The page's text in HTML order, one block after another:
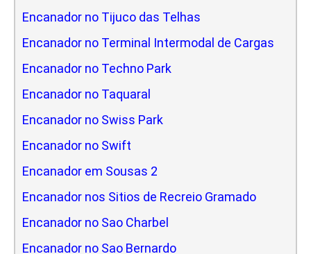
Encanador no Tijuco das Telhas
Encanador no Terminal Intermodal de Cargas
Encanador no Techno Park
Encanador no Taquaral
Encanador no Swiss Park
Encanador no Swift
Encanador em Sousas 2
Encanador nos Sitios de Recreio Gramado
Encanador no Sao Charbel
Encanador no Sao Bernardo